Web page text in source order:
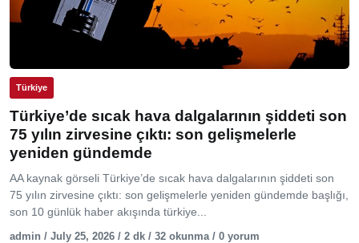
Türkiye
Türkiye’de sıcak hava dalgalarının şiddeti son
75 yılın zirvesine çıktı: son gelişmelerle
yeniden gündemde
AA kaynak görseli Türkiye’de sıcak hava dalgalarının şiddeti son
75 yılın zirvesine çıktı: son gelişmelerle yeniden gündemde başlığı,
son 10 günlük haber akışında türkiye...
admin / July 25, 2026 / 2 dk / 32 okunma / 0 yorum